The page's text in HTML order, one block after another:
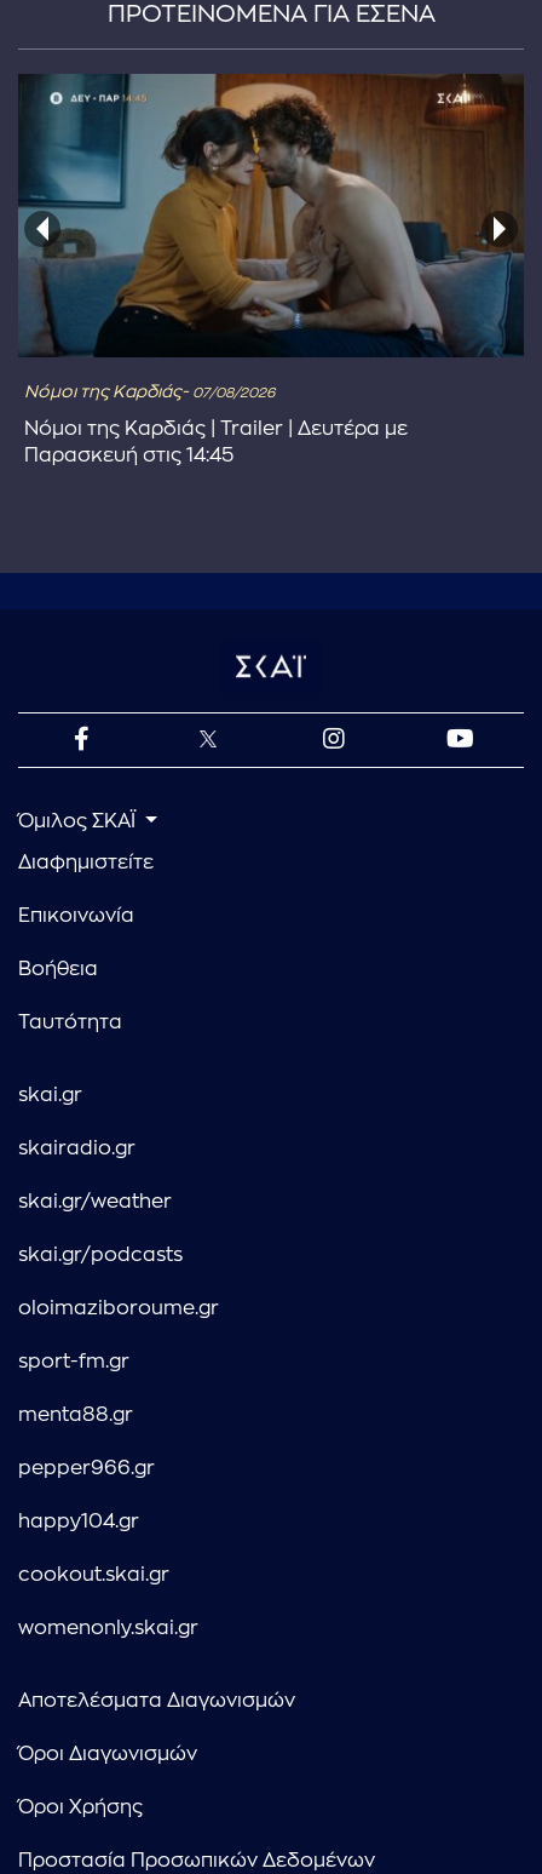
ΠΡΟΤΕΙΝΟΜΕΝΑ ΓΙΑ ΕΣΕΝΑ
Νόμοι της Καρδιάς- 07/08/2026
Νόμοι της Καρδιάς | Trailer | Δευτέρα με
Παρασκευή στις 14:45
Όμιλος ΣΚΑΪ
Διαφημιστείτε
Επικοινωνία
Βοήθεια
Ταυτότητα
skai.gr
skairadio.gr
skai.gr/weather
skai.gr/podcasts
oloimaziboroume.gr
sport-fm.gr
menta88.gr
pepper966.gr
happy104.gr
cookout.skai.gr
womenonly.skai.gr
Αποτελέσματα Διαγωνισμών
Όροι Διαγωνισμών
Όροι Χρήσης
Προστασία Προσωπικών Δεδομένων